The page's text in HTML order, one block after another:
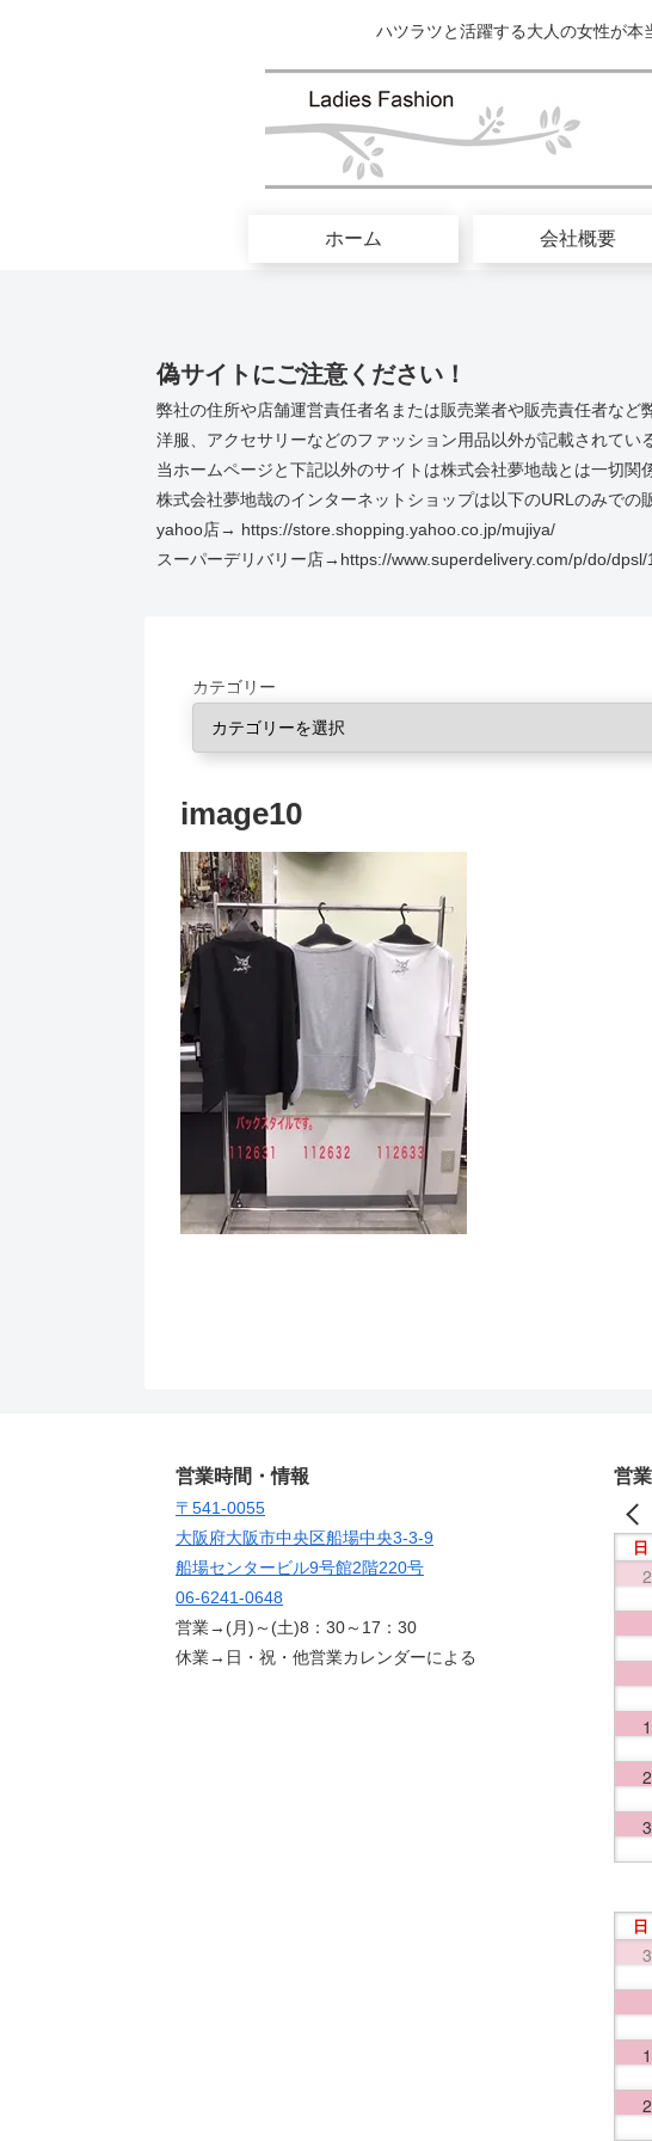
ハツラツと活躍する大人の女性が本
ホーム 会社概要
偽サイトにご注意ください！
弊社の住所や店舗運営責任者名または販売業者や販売責任者など
洋服、アクセサリーなどのファッション用品以外が記載されてい
当ホームページと下記以外のサイトは株式会社夢地哉とは一切関
株式会社夢地哉のインターネットショップは以下のURLのみでの
yahoo店→ https://store.shopping.yahoo.co.jp/mujiya/
スーパーデリバリー店→https://www.superdelivery.com/p/do/
カテゴリー
image10
営業時間・情報
〒541-0055
大阪府大阪市中央区船場中央3-3-9
船場センタービル9号館2階220号
06-6241-0648
営業→(月)～(土)8：30～17：30
休業→日・祝・他営業カレンダーによる
営
日
日